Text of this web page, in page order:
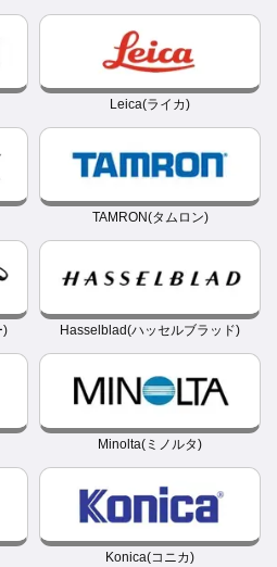
Leica(ライカ)
TAMRON(タムロン)
) Hasselblad(ハッセルブラッド)
Minolta(ミノルタ)
Konica(コニカ)